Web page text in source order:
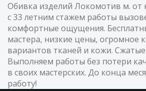
Обивка изделий Локомотив м. от
с 33 летним стажем работы
комфортные ощущения.
мастера, низкие цены, огромное
вариантов тканей и кожи. Сжатые
Выполняем работы без потери
в своих мастерских. До конца
работу!